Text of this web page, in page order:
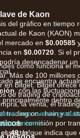
de Kaon
del gráfico en tiempo
de Kaon (KAON)
mercado en $0.00585
en $0.00720 . Si el
desencadenar un
se encuentra
, con las
principalmente dentro
es48, lo que indica que
cómo funciona el
Más de 100 millones
en Bitget. Bitget ofrece
de trading de
la venta, el
trading on-chain y el
de comisión por
sector!
una cuenta
mismo!